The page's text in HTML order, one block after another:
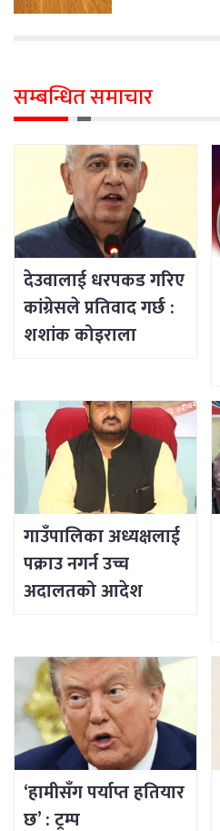
सम्बन्धित समाचार
देउवालाई धरपकड गरिए
कांग्रेसले प्रतिवाद गर्छ :
शशांक कोइराला
गाउँपालिका अध्यक्षलाई
पक्राउ नगर्न उच्च
अदालतको आदेश
‘हामीसँग पर्याप्त हतियार
छ’ : ट्रम्प